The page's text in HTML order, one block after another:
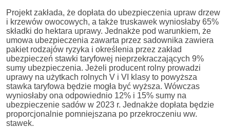
Projekt zakłada, że dopłata do ubezpieczenia upraw drzew
i krzewów owocowych, a także truskawek wyniosłaby 65%
składki do hektara uprawy. Jednakże pod warunkiem, że
umowa ubezpieczenia zawarta przez sadownika zawiera
pakiet rodzajów ryzyka i określenia przez zakład
ubezpieczeń stawki taryfowej nieprzekraczających 9%
sumy ubezpieczenia. Jeżeli producent rolny prowadzi
uprawy na użytkach rolnych V i VI klasy to powyższa
stawka taryfowa będzie mogła być wyższa. Wówczas
wyniosłaby ona odpowiednio 12% i 15% sumy na
ubezpieczenie sadów w 2023 r. Jednakże dopłata będzie
proporcjonalnie pomniejszana po przekroczeniu ww.
stawek.